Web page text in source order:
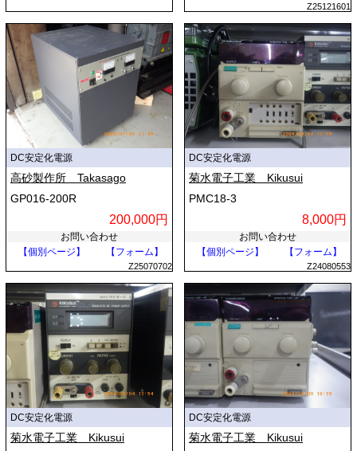
Z25121601
DC安定化電源
高砂製作所 Takasago
GP016-200R
200,000円
お問い合わせ
【個別ページ】
【フォーム】
Z25070702
DC安定化電源
菊水電子工業 Kikusui
PMC18-3
8,000円
お問い合わせ
【個別ページ】
【フォーム】
Z24080553
DC安定化電源
菊水電子工業 Kikusui
DC安定化電源
菊水電子工業 Kikusui